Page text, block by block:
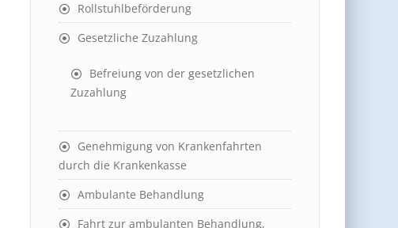
Rollstuhlbeförderung
Gesetzliche Zuzahlung
Befreiung von der gesetzlichen
Zuzahlung
Genehmigung von Krankenfahrten
durch die Krankenkasse
Ambulante Behandlung
Fahrt zur ambulanten Behandlung,